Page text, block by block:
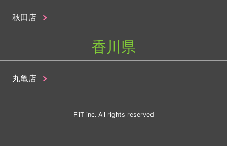
秋田店
香川県
丸亀店
FiiT inc. All rights reserved